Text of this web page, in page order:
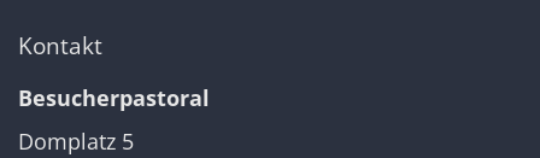
Kontakt
Besucherpastoral
Domplatz 5